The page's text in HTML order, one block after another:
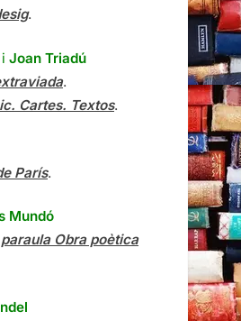
.
i Joan Triadú
.
Cartes. Textos.
París.
Mundó
Obra poètica